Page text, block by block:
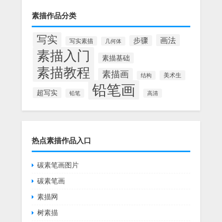
素描作品分类
写实 写实素描 几何体 步骤 画法
素描入门 素描基础
素描教程 素描画 结构 美术生
超写实 铅笔 铅笔画 高清
热点素描作品入口
碳素笔画图片
碳素笔画
素描网
树素描